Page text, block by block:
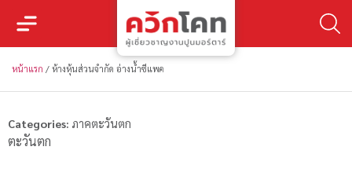
หน้าแรก / ห้างหุ้นส่วนจำกัด อ่างน้ำซีแพค
Categories: ภาคตะวันตก
ตะวันตก